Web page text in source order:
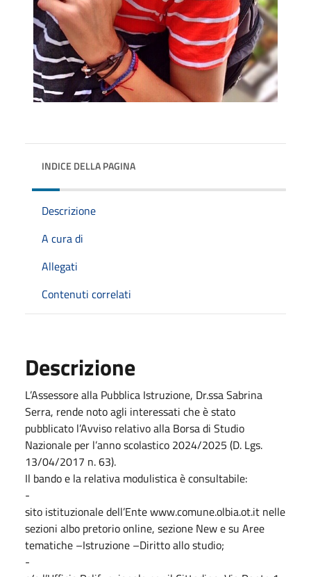
INDICE DELLA PAGINA
Descrizione
A cura di
Allegati
Contenuti correlati
Descrizione
L’Assessore alla Pubblica Istruzione, Dr.ssa Sabrina
Serra, rende noto agli interessati che è stato
pubblicato l’Avviso relativo alla Borsa di Studio
Nazionale per l’anno scolastico 2024/2025 (D. Lgs.
13/04/2017 n. 63).
Il bando e la relativa modulistica è consultabile:
-
sito istituzionale dell’Ente www.comune.olbia.ot.it nelle
sezioni albo pretorio online, sezione New e su Aree
tematiche –Istruzione –Diritto allo studio;
-